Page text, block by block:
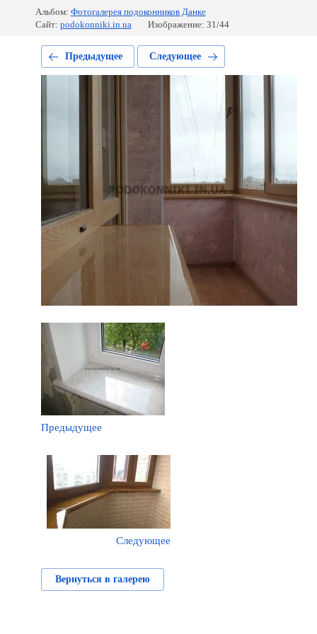
Альбом: Фотогалерея подоконников Данке
Сайт: podokonniki.in.ua Изображение: 31/44
Предыдущее Следующее
Предыдущее
Следующее
Вернуться в галерею